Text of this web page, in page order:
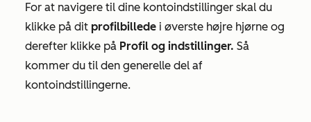
For at navigere til dine kontoindstillinger skal du
klikke på dit profilbillede i øverste højre hjørne og
derefter klikke på Profil og indstillinger. Så
kommer du til den generelle del af
kontoindstillingerne.